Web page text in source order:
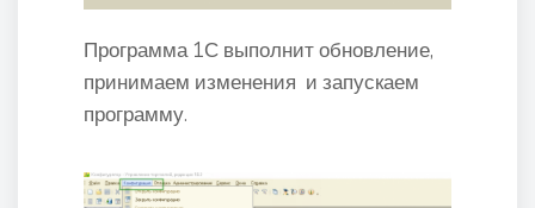
Программа 1С выполнит обновление,
принимаем изменения и запускаем
программу.